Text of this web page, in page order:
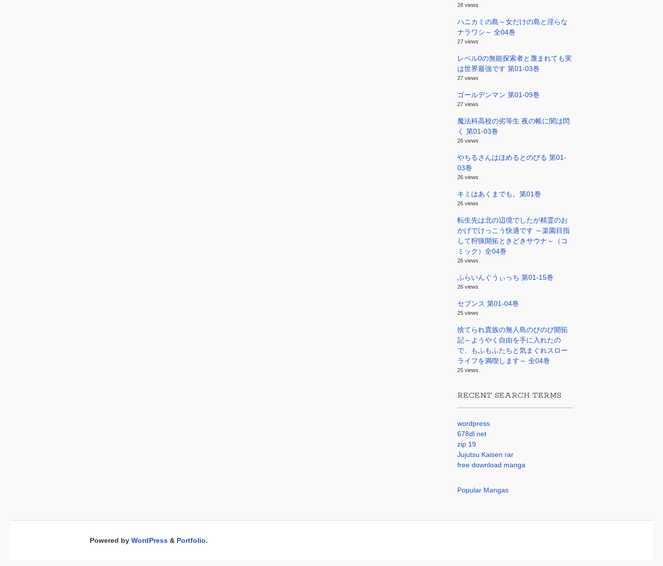
28 views
ハニカミの島～女だけの島と淫らな
ナラワシ～ 全04巻
27 views
レベル0の無能探索者と蔑まれても実
は世界最強です 第01-03巻
27 views
ゴールデンマン 第01-09巻
27 views
魔法科高校の劣等生 夜の帳に闇は閃
く 第01-03巻
26 views
やちるさんはほめるとのびる 第01-
03巻
26 views
キミはあくまでも。第01巻
26 views
転生先は北の辺境でしたが精霊のお
かげでけっこう快適です ～楽園目指
して狩猟開拓ときどきサウナ～（コ
ミック）全04巻
26 views
ふらいんぐうぃっち 第01-15巻
26 views
セブンス 第01-04巻
25 views
捨てられ貴族の無人島のびのび開拓
記～ようやく自由を手に入れたの
で、もふもふたちと気まぐれスロー
ライフを満喫します～ 全04巻
25 views
RECENT SEARCH TERMS
wordpress
678dl net
zip 19
Jujutsu Kaisen rar
free download manga
Popular Mangas
Powered by WordPress & Portfolio.